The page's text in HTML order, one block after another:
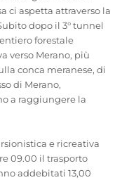
ci aspetta attraverso la
dopo il 3° tunnel
forestale
verso Merano, più
conca meranese, di
di Merano,
a raggiungere la
e ricreativa
09.00 il trasporto
addebitati 13,00